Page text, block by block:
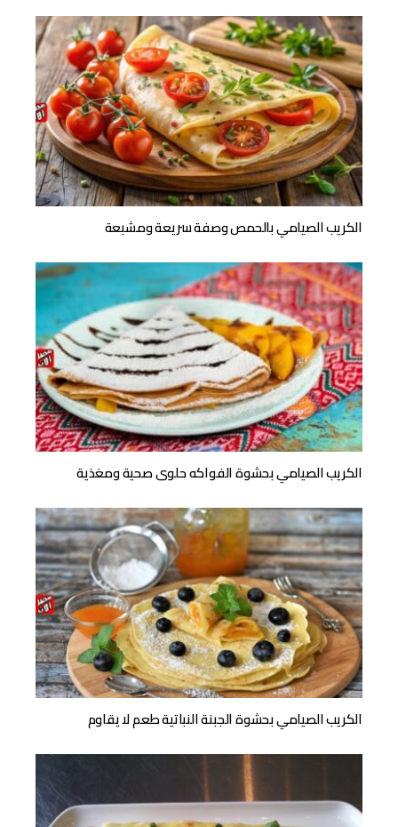
الكريب الصيامي بالحمص وصفة سريعة ومشبعة
الكريب الصيامي بحشوة الفواكه حلوى صحية ومغذية
الكريب الصيامي بحشوة الجبنة النباتية طعم لا يقاوم